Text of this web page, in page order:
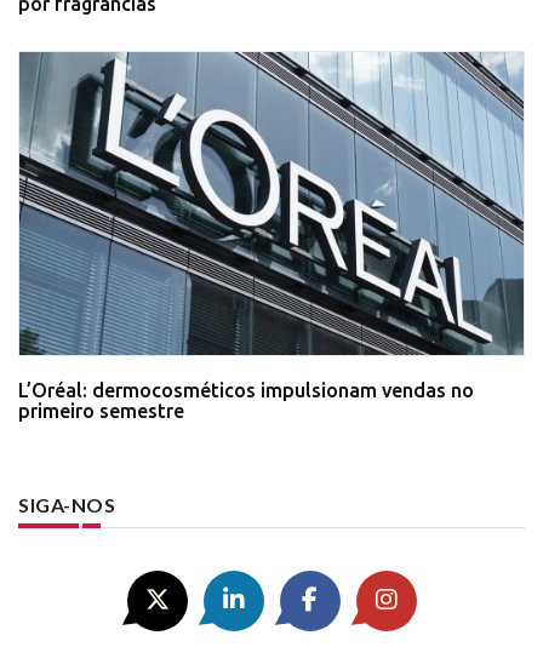
L’Oréal: dermocosméticos impulsionam vendas no
primeiro semestre
SIGA-NOS